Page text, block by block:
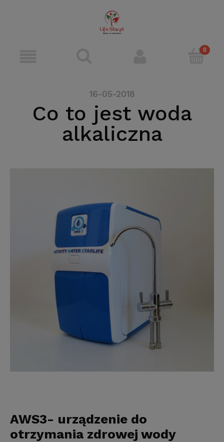
16-05-2018
Co to jest woda
alkaliczna
AWS3- urządzenie do
otrzymania zdrowej wody